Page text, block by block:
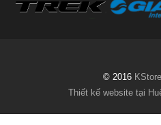
© 2016
Thiết kế website tại